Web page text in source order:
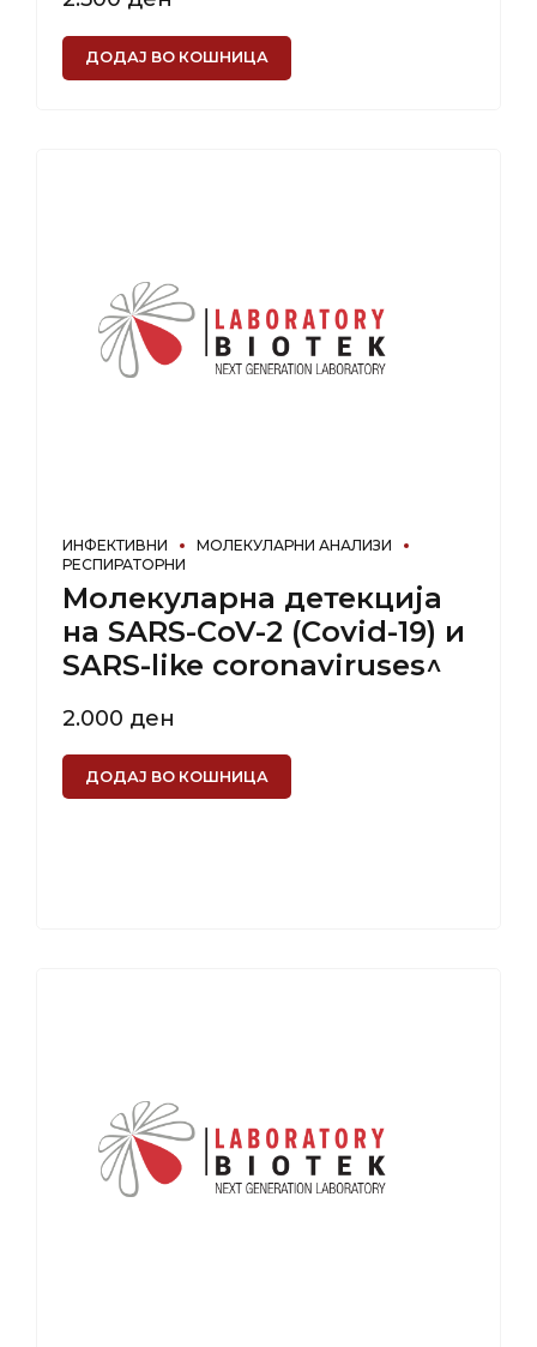
ДОДАЈ ВО КОШНИЦА
ИНФЕКТИВНИ
МОЛЕКУЛАРНИ АНАЛИЗИ
РЕСПИРАТОРНИ
Молекуларна детекција
на SARS-CoV-2 (Covid-19) и
SARS-like coronaviruses^
2.000 ден
ДОДАЈ ВО КОШНИЦА